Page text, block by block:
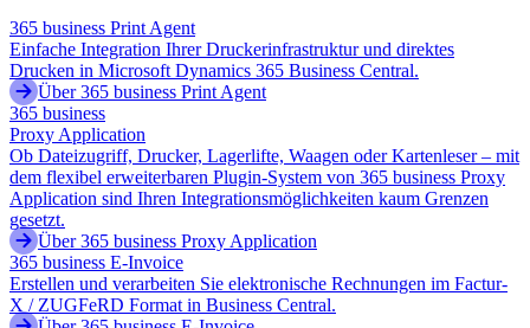
365 business Print Agent
Einfache Integration Ihrer Druckerinfrastruktur und direktes
Drucken in Microsoft Dynamics 365 Business Central.
Über 365 business Print Agent
365 business
Proxy Application
Ob Dateizugriff, Drucker, Lagerlifte, Waagen oder Kartenleser – mit
dem flexibel erweiterbaren Plugin-System von 365 business Proxy
Application sind Ihren Integrationsmöglichkeiten kaum Grenzen
gesetzt.
Über 365 business Proxy Application
365 business E-Invoice
Erstellen und verarbeiten Sie elektronische Rechnungen im Factur-
X / ZUGFeRD Format in Business Central.